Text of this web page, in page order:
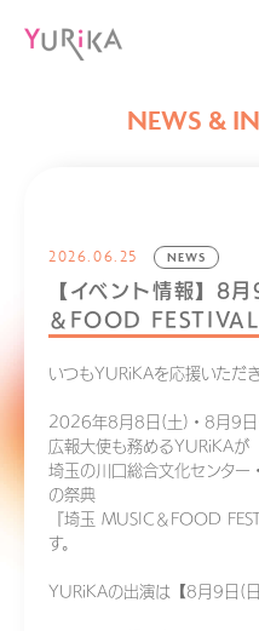
NEWS &
2026.06.25 NEWS
【イベント情報】8
＆FOOD FESTIVAL
いつもYURiKAを応援いただ
2026年8月8日(土)・8月9日
広報大使も務めるYURiKAが
埼玉の川口総合文化センター
の祭典
『埼玉 MUSIC＆FOOD
す。
YURiKAの出演は【8月9日(